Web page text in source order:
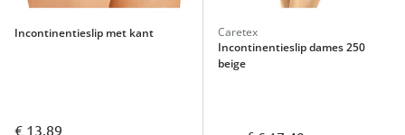
Incontinentieslip met kant
€ 13,89
Caretex
Incontinentieslip dames 250
beige